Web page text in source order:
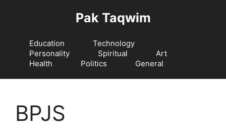
Pak Taqwim
Education
Technology
Personality
Spiritual
Art
Health
Politics General
BPJS